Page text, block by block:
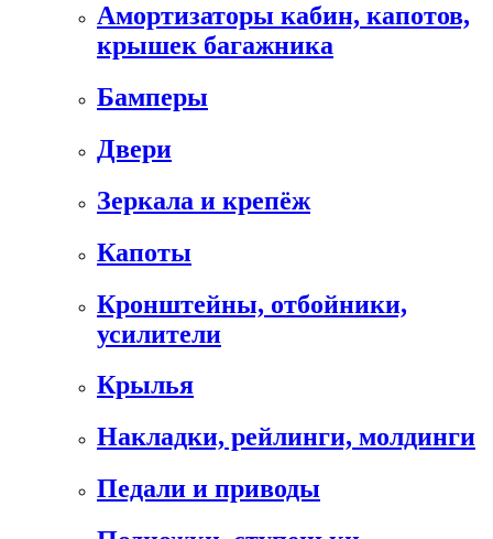
Амортизаторы кабин, капотов,
крышек багажника
Бамперы
Двери
Зеркала и крепёж
Капоты
Кронштейны, отбойники,
усилители
Крылья
Накладки, рейлинги, молдинги
Педали и приводы